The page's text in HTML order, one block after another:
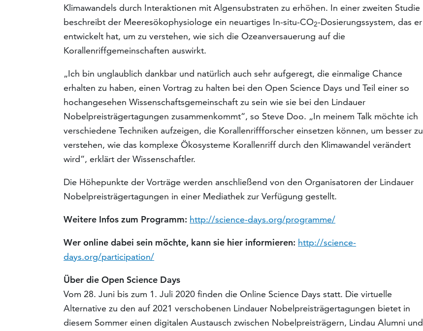
Klimawandels durch Interaktionen mit Algensubstraten zu erhöhen. In einer zweiten Studie
beschreibt der Meeresökophysiologe ein neuartiges In-situ-CO2-Dosierungssystem, das er
entwickelt hat, um zu verstehen, wie sich die Ozeanversauerung auf die
Korallenriffgemeinschaften auswirkt.
„Ich bin unglaublich dankbar und natürlich auch sehr aufgeregt, die einmalige Chance
erhalten zu haben, einen Vortrag zu halten bei den Open Science Days und Teil einer so
hochangesehen Wissenschaftsgemeinschaft zu sein wie sie bei den Lindauer
Nobelpreisträgertagungen zusammenkommt“, so Steve Doo. „In meinem Talk möchte ich
verschiedene Techniken aufzeigen, die Korallenriffforscher einsetzen können, um besser zu
verstehen, wie das komplexe Ökosysteme Korallenriff durch den Klimawandel verändert
wird“, erklärt der Wissenschaftler.
Die Höhepunkte der Vorträge werden anschließend von den Organisatoren der Lindauer
Nobelpreisträgertagungen in einer Mediathek zur Verfügung gestellt.
Weitere Infos zum Programm: http://science-days.org/programme/
Wer online dabei sein möchte, kann sie hier informieren: http://science-
days.org/participation/
Über die Open Science Days
Vom 28. Juni bis zum 1. Juli 2020 finden die Online Science Days statt. Die virtuelle
Alternative zu den auf 2021 verschobenen Lindauer Nobelpreisträgertagungen bietet in
diesem Sommer einen digitalen Austausch zwischen Nobelpreisträgern, Lindau Alumni und